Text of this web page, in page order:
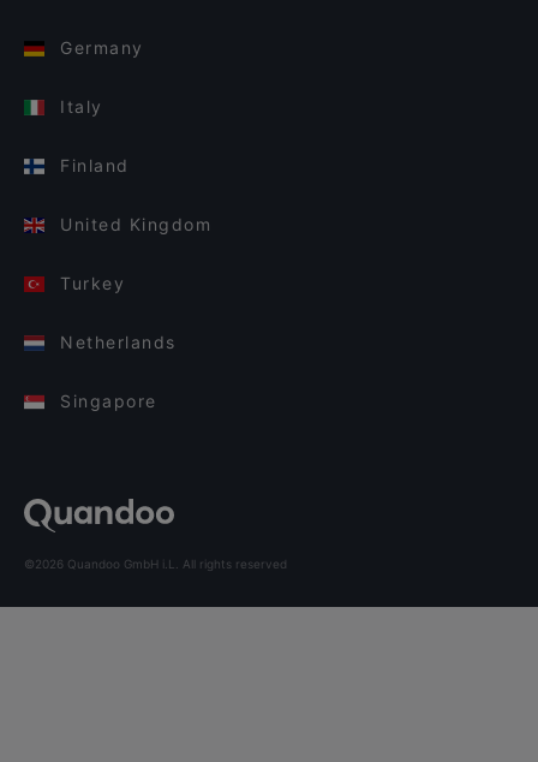
Germany
Italy
Finland
United Kingdom
Turkey
Netherlands
Singapore
©2026 Quandoo GmbH i.L. All rights reserved